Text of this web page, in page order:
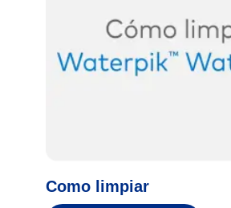
Como limpiar